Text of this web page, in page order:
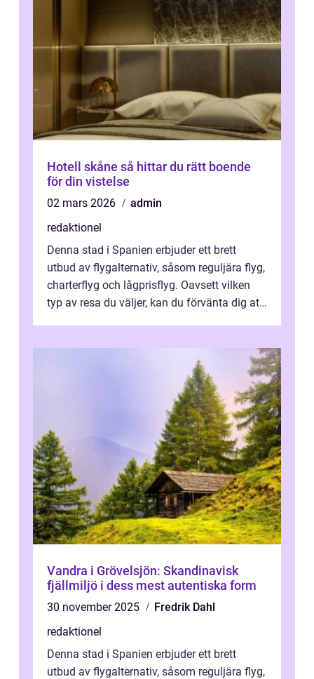
Hotell skåne så hittar du rätt boende
för din vistelse
02 mars 2026
admin
redaktionel
Denna stad i Spanien erbjuder ett brett
utbud av flygalternativ, såsom reguljära flyg,
charterflyg och lågprisflyg. Oavsett vilken
typ av resa du väljer, kan du förvänta dig att
Vandra i Grövelsjön: Skandinavisk
fjällmiljö i dess mest autentiska form
30 november 2025
Fredrik Dahl
redaktionel
Denna stad i Spanien erbjuder ett brett
utbud av flygalternativ, såsom reguljära flyg,